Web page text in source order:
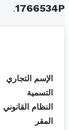
1766534P
.
الإسم التجاري
التسمية
النظام القانوني
المقر